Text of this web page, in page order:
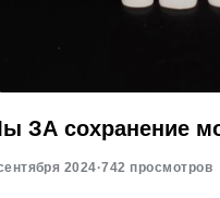
ЗА сохранение
2024·742 просмотров